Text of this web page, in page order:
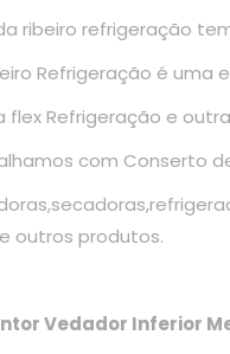
ribeiro refrigeração
Refrigeração é
flex Refrigeração e
com Conserto
outros produtos.
Vedador Inferior